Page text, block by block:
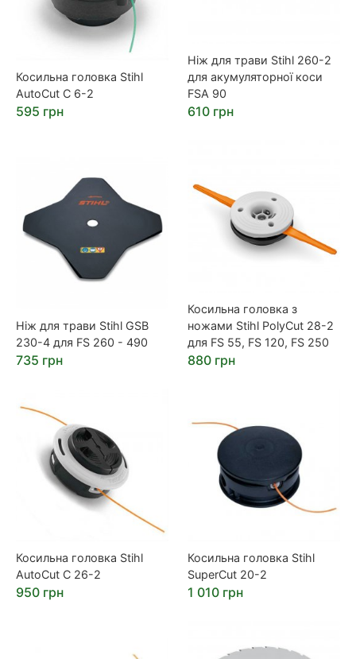
Косильна головка Stihl
AutoCut C 6-2
595 грн
Ніж для трави Stihl 260-2
для акумуляторної коси
FSA 90
610 грн
Ніж для трави Stihl GSB
230-4 для FS 260 - 490
735 грн
Косильна головка з
ножами Stihl PolyCut 28-2
для FS 55, FS 120, FS 250
880 грн
Косильна головка Stihl
AutoCut C 26-2
950 грн
Косильна головка Stihl
SuperCut 20-2
1 010 грн